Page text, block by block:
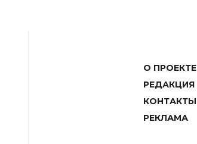
О ПРОЕКТЕ
РЕДАКЦИЯ
КОНТАКТЫ
РЕКЛАМА